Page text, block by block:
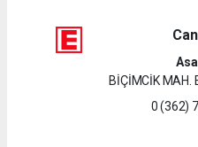
BİÇİMCİK MAH.
0 (362)